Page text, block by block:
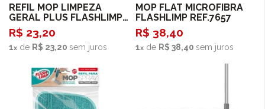
Comprar
REFIL MOP LIMPEZA
GERAL PLUS FLASHLIMP
REF.7671
R$ 23,20
1 de R$ 23,20 sem juros
Comprar
MOP FLAT MICROFIBRA
FLASHLIMP REF.7657
R$ 38,40
1 de R$ 38,40 sem juros